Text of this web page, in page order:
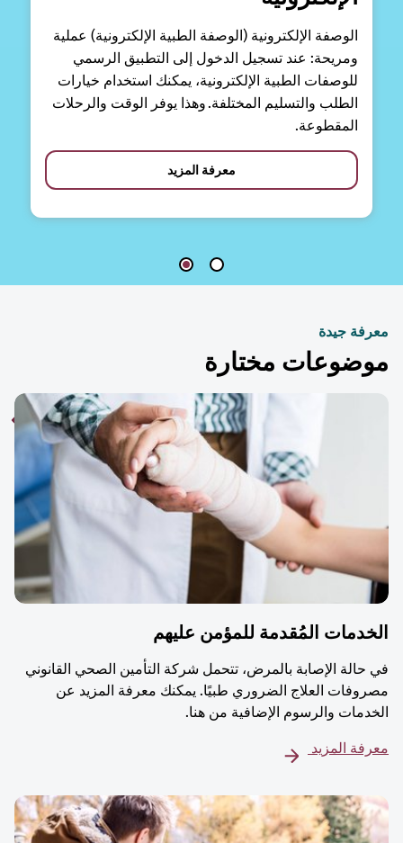
الوصفة الإلكترونية (الوصفة الطبية الإلكترونية) عملية
ومريحة: عند تسجيل الدخول إلى التطبيق الرسمي
للوصفات الطبية الإلكترونية، يمكنك استخدام خيارات
الطلب والتسليم المختلفة. وهذا يوفر الوقت والرحلات
المقطوعة.
معرفة المزيد
جيدة
مختارة
المُقدمة للمؤمن عليهم
الإصابة بالمرض، تتحمل شركة التأمين الصحي القانوني
العلاج الضروري طبيًا. يمكنك معرفة المزيد عن
والرسوم الإضافية من هنا.
المزيد